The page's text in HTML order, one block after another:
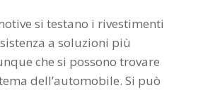
si testano i rivestimenti
a soluzioni più
che si possono trovare
dell’automobile. Si può